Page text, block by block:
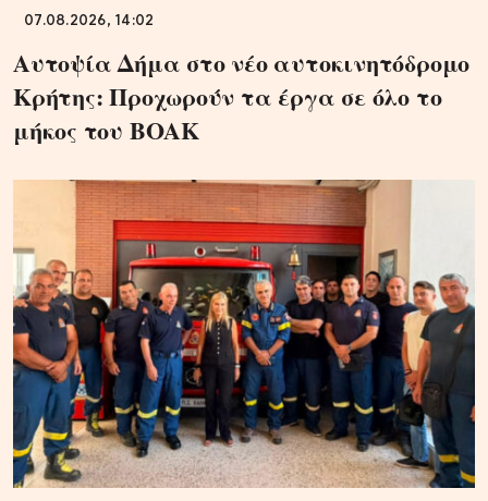
07.08.2026, 14:02
Αυτοψία Δήμα στο νέο αυτοκινητόδρομο
Κρήτης: Προχωρούν τα έργα σε όλο το
μήκος του ΒΟΑΚ